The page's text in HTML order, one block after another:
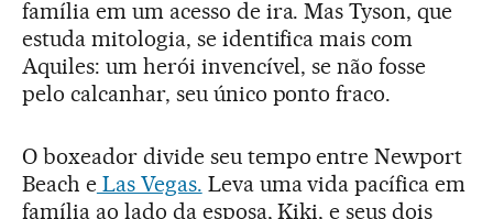
família em um acesso de ira. Mas Tyson, que
estuda mitologia, se identifica mais com
Aquiles: um herói invencível, se não fosse
pelo calcanhar, seu único ponto fraco.
O boxeador divide seu tempo entre Newport
Beach eLas Vegas. Leva uma vida pacífica em
família ao lado da esposa, Kiki, e seus dois